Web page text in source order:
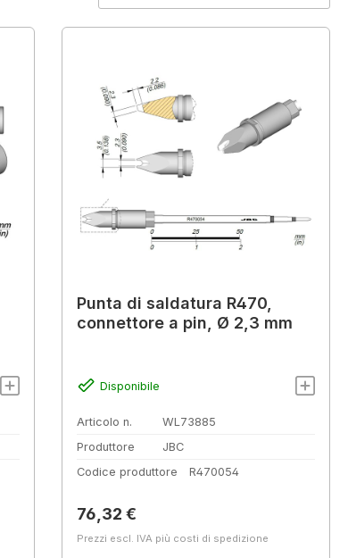
Punta di saldatura R470,
connettore a pin, Ø 2,3 mm
Disponibile
Articolo n.
WL73885
Produttore
JBC
Codice produttore
R470054
Prezzo normale:
76,32 €
Prezzi escl. IVA più costi di spedizione